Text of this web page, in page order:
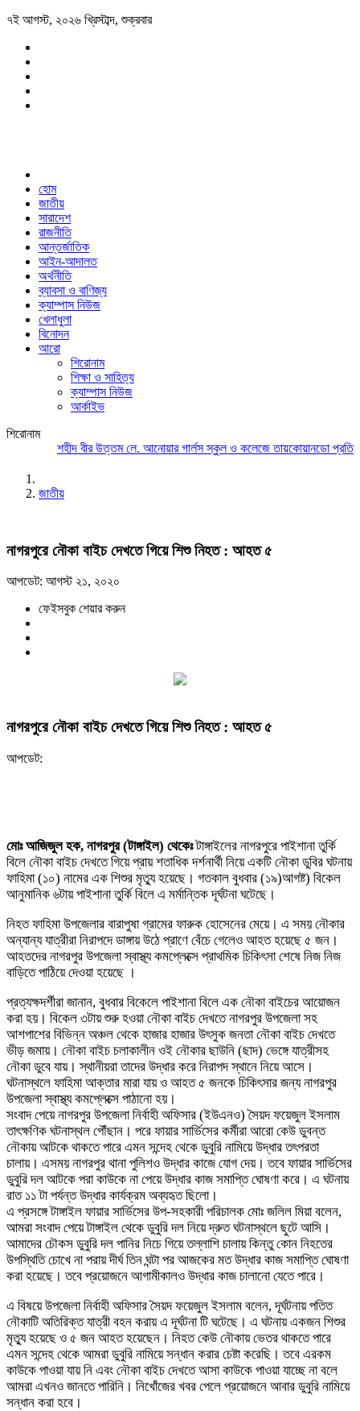
৭ই আগস্ট, ২০২৬ খ্রিস্টাব্দ, শুক্রবার
হোম
জাতীয়
সারাদেশ
রাজনীতি
আন্তর্জাতিক
আইন-আদালত
অর্থনীতি
ব্যাবসা ও বাণিজ্য
ক্যাম্পাস নিউজ
খেলাধুলা
বিনোদন
আরো
শিরোনাম
শিক্ষা ও সাহিত্য
ক্যাম্পাস নিউজ
আর্কাইভ
শিরোনাম
শহীদ বীর উত্তম লে. আনোয়ার গার্লস স্কুল ও কলেজে তায়কোয়ানডো
জাতীয়
নাগরপুরে নৌকা বাইচ দেখতে গিয়ে শিশু নিহত : আহত ৫
আপডেট: আগস্ট ২১, ২০২০
ফেইসবুক শেয়ার করুন
নাগরপুরে নৌকা বাইচ দেখতে গিয়ে শিশু নিহত : আহত ৫
আপডেট:
মোঃ আজিজুল হক, নাগরপুর (টাঙ্গাইল) থেকেঃটাঙ্গাইলের নাগরপুরে পাইশানা তুর্কি
বিলে নৌকা বাইচ দেখতে গিয়ে প্রায় শতাধিক দর্শনার্থী নিয়ে একটি নৌকা ডুবির ঘটনায়
ফাহিমা (১০) নামের এক শিশুর মৃত্যু হয়েছে। গতকাল বুধবার (১৯)আগষ্ট) বিকেল
আনুমানিক ৬টায় পাইশানা তুর্কি বিলে এ মর্মান্তিক দূর্ঘটনা ঘটেছে।
নিহত ফাহিমা উপজেলার বারাপুষা গ্রামের ফারুক হোসেনের মেয়ে। এ সময় নৌকার
অন্যান্য যাত্রীরা নিরাপদে ডাঙ্গায় উঠে প্রাণে বেঁচে গেলেও আহত হয়েছে ৫ জন।
আহতদের নাগরপুর উপজেলা স্বাস্থ্য কমপ্লেক্সে প্রাথমিক চিকিৎসা শেষে নিজ নিজ
বাড়িতে পাঠিয়ে দেওয়া হয়েছে ।
প্রত্যক্ষদর্শীরা জানান, বুধবার বিকেলে পাইশানা বিলে এক নৌকা বাইচের আয়োজন
করা হয়। বিকেল ৩টায় শুরু হওয়া নৌকা বাইচ দেখতে নাগরপুর উপজেলা সহ
আশপাশের বিভিন্ন অঞ্চল থেকে হাজার হাজার উৎসুক জনতা নৌকা বাইচ দেখতে
ভীড় জমায়। নৌকা বাইচ চলাকালীন ওই নৌকার ছাউনি (ছাদ) ভেঙ্গে যাত্রীসহ
নৌকা ডুবে যায়। স্থানীয়রা তাদের উদ্ধার করে নিরাপদ স্থানে নিয়ে আসে।
ঘটনাস্থলে ফাহিমা আক্তার মারা যায় ও আহত ৫ জনকে চিকিৎসার জন্য নাগরপুর
উপজেলা স্বাস্থ্য কমপ্লেক্সে পাঠানো হয়।
সংবাদ পেয়ে নাগরপুর উপজেলা নির্বাহী অফিসার (ইউএনও) সৈয়দ ফয়েজুল ইসলাম
তাৎক্ষণিক ঘটনাস্থল পৌঁছান। পরে ফায়ার সার্ভিসের কর্মীরা আরো কেউ ডুবন্ত
নৌকায় আটকে থাকতে পারে এমন সন্দেহ থেকে ডুবুরি নামিয়ে উদ্ধার তৎপরতা
চালায়। এসময় নাগরপুর থানা পুলিশও উদ্ধার কাজে যোগ দেয়। তবে ফায়ার সার্ভিসের
ডুবুরি দল আটকে পরা কাউকে না পেয়ে উদ্ধার কাজ সমাপ্তি ঘোষণা করে। এ ঘটনায়
রাত ১১ টা পর্যন্ত উদ্ধার কার্যক্রম অব্যহৃত ছিলো।
এ প্রসঙ্গে টাঙ্গাইল ফায়ার সার্ভিসের উপ-সহকারী পরিচালক মোঃ জলিল মিয়া বলেন,
আমরা সংবাদ পেয়ে টাঙ্গাইল থেকে ডুবুরি দল নিয়ে দ্রুত ঘটনাস্থলে ছুটে আসি।
আমাদের চৌকস ডুবুরি দল পানির নিচে গিয়ে তল্লাশি চালায় কিন্তু কোন নিহতের
উপস্থিতি চোখে না পরায় দীর্ঘ তিন ঘন্টা পর আজকের মত উদ্ধার কাজ সমাপ্তি ঘোষণা
করা হয়েছে। তবে প্রয়োজনে আগামীকালও উদ্ধার কাজ চালানো যেতে পারে।
এ বিষয়ে উপজেলা নির্বাহী অফিসার সৈয়দ ফয়েজুল ইসলাম বলেন, দূর্ঘটনায় পতিত
নৌকাটি অতিরিক্ত যাত্রী বহন করায় এ দূর্ঘটনা টি ঘটেছে। এ ঘটনায় একজন শিশুর
মৃত্যু হয়েছে ও ৫ জন আহত হয়েছেন। নিহত কেউ নৌকায় ভেতর থাকতে পারে
এমন সন্দেহ থেকে আমরা ডুবুরি নামিয়ে সন্ধান করার চেষ্টা করেছি। তবে এরকম
কাউকে পাওয়া যায় নি এবং নৌকা বাইচ দেখতে আসা কাউকে পাওয়া যাচ্ছে না বলে
আমরা এখনও জানতে পারিনি। নিখোঁজের খবর পেলে প্রয়োজনে আবার ডুবুরি নামিয়ে
সন্ধান করা হবে।